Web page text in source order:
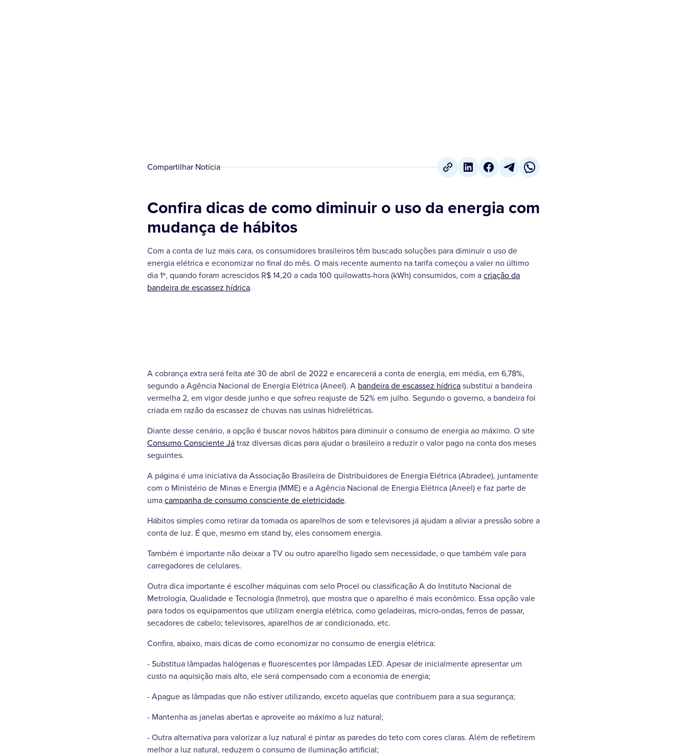
Compartilhar Notícia
Confira dicas de como diminuir o uso da energia com
mudança de hábitos
Com a conta de luz mais cara, os consumidores brasileiros têm buscado soluções para diminuir o uso de
energia elétrica e economizar no final do mês. O mais recente aumento na tarifa começou a valer no último
dia 1º, quando foram acrescidos R$ 14,20 a cada 100 quilowatts-hora (kWh) consumidos, com acriação da
bandeira de escassez hídrica.
A cobrança extra será feita até 30 de abril de 2022 e encarecerá a conta de energia, em média, em 6,78%,
segundo a Agência Nacional de Energia Elétrica (Aneel). A bandeira de escassez hídricasubstitui a bandeira
vermelha 2, em vigor desde junho e que sofreu reajuste de 52% em julho. Segundo o governo, a bandeira foi
criada em razão da escassez de chuvas nas usinas hidrelétricas.
Diante desse cenário, a opção é buscar novos hábitos para diminuir o consumo de energia ao máximo. O site
Consumo Consciente Játraz diversas dicas para ajudar o brasileiro a reduzir o valor pago na conta dos meses
seguintes.
A página é uma iniciativa da Associação Brasileira de Distribuidores de Energia Elétrica (Abradee), juntamente
com o Ministério de Minas e Energia (MME) e a Agência Nacional de Energia Elétrica (Aneel) e faz parte de
umacampanha de consumo consciente de eletricidade.
Hábitos simples como retirar da tomada os aparelhos de som e televisores já ajudam a aliviar a pressão sobre a
conta de luz. É que, mesmo em stand by, eles consomem energia.
Também é importante não deixar a TV ou outro aparelho ligado sem necessidade, o que também vale para
carregadores de celulares.
Outra dica importante é escolher máquinas com selo Procel ou classificação A do Instituto Nacional de
Metrologia, Qualidade e Tecnologia (Inmetro), que mostra que o aparelho é mais econômico. Essa opção vale
para todos os equipamentos que utilizam energia elétrica, como geladeiras, micro-ondas, ferros de passar,
secadores de cabelo; televisores, aparelhos de ar condicionado, etc.
Confira, abaixo, mais dicas de como economizar no consumo de energia elétrica:
- Substitua lâmpadas halógenas e fluorescentes por lâmpadas LED. Apesar de inicialmente apresentar um
custo na aquisição mais alto, ele será compensado com a economia de energia;
- Apague as lâmpadas que não estiver utilizando, exceto aquelas que contribuem para a sua segurança;
- Mantenha as janelas abertas e aproveite ao máximo a luz natural;
- Outra alternativa para valorizar a luz natural é pintar as paredes do teto com cores claras. Além de refletirem
melhor a luz natural, reduzem o consumo de iluminação artificial;